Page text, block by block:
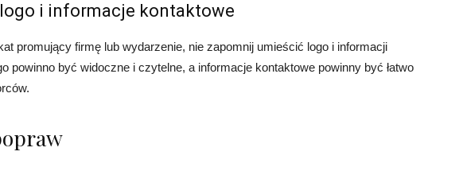
logo i informacje kontaktowe
promujący firmę lub wydarzenie, nie zapomnij umieścić logo i informacji
powinno być widoczne i czytelne, a informacje kontaktowe powinny być łatwo